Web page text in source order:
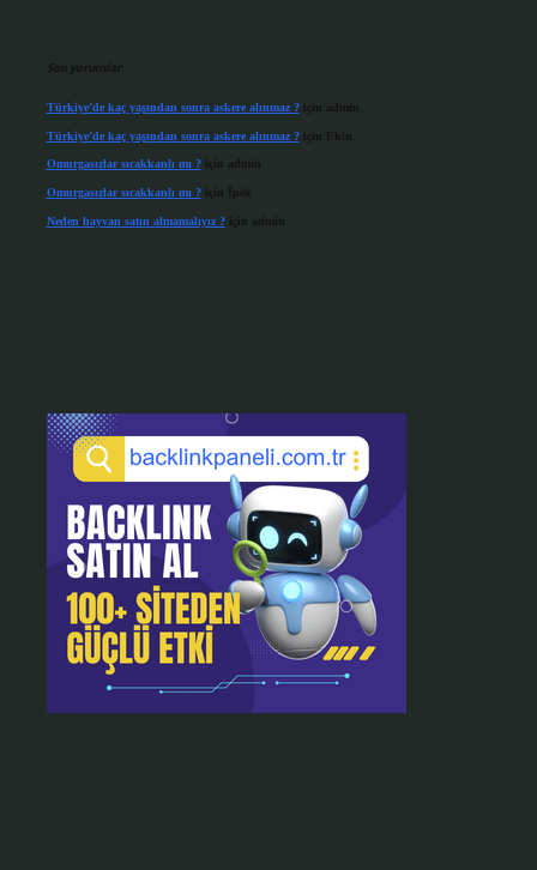
Son yorumlar
Türkiye’de kaç yaşından sonra askere alınmaz ?için admin
Türkiye’de kaç yaşından sonra askere alınmaz ?için Ekin
Omurgasızlar sıcakkanlı mı ?için admin
Omurgasızlar sıcakkanlı mı ?için İpek
Neden hayvan satın almamalıyız ?için admin